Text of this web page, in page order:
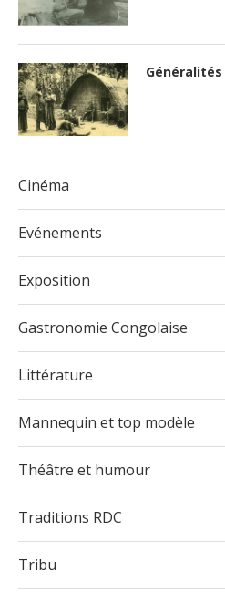
Cinéma
Evénements
Exposition
Gastronomie Congolaise
Littérature
Mannequin et top modèle
Théâtre et humour
Traditions RDC
Tribu